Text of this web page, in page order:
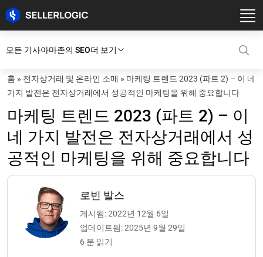
모든 기사아마존의 SEO더 보기
홈 » 전자상거래 및 온라인 소매 » 마케팅 트렌드 2023 (파트 2) – 이 네
가지 발전은 전자상거래에서 성공적인 마케팅을 위해 중요합니다
마케팅 트렌드 2023 (파트 2) – 이
네 가지 발전은 전자상거래에서 성
공적인 마케팅을 위해 중요합니다
로빈 발스
게시됨: 2022년 12월 6일
업데이트됨: 2025년 9월 29일
6 분 읽기